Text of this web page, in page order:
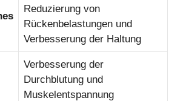
Reduzierung von
Rückenbelastungen und
Verbesserung der Haltung
Verbesserung der
Durchblutung und
Muskelentspannung